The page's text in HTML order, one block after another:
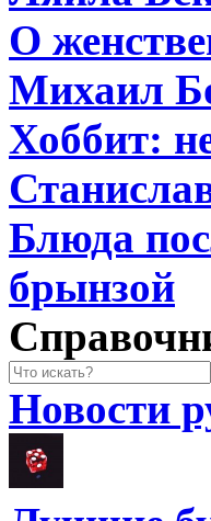
О
Михаил
Хоббит:
Блюда
брынзой
Новости